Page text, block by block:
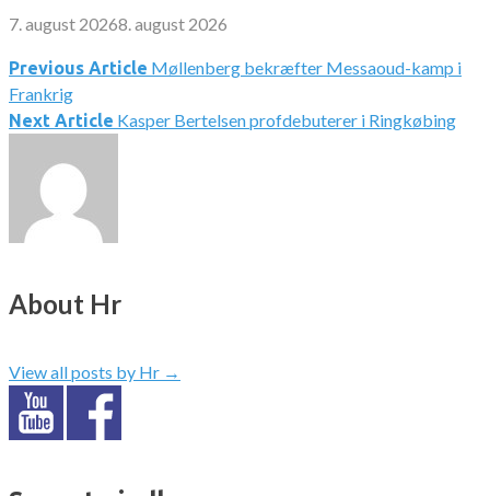
7. august 20268. august 2026
Indlægsnavigation
Previous Article Møllenberg bekræfter Messaoud-kamp i
Frankrig
Next Article Kasper Bertelsen profdebuterer i Ringkøbing
About Hr
View all posts by Hr →